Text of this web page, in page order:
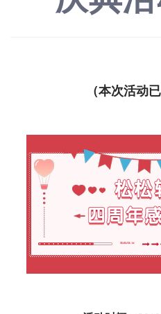
（本次活动